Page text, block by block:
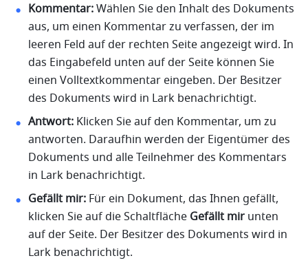
Kommentar: Wählen Sie den Inhalt des Dokuments
aus, um einen Kommentar zu verfassen, der im
leeren Feld auf der rechten Seite angezeigt wird. In
das Eingabefeld unten auf der Seite können Sie
einen Volltextkommentar eingeben. Der Besitzer
des Dokuments wird in Lark benachrichtigt.
Antwort: Klicken Sie auf den Kommentar, um zu
antworten. Daraufhin werden der Eigentümer des
Dokuments und alle Teilnehmer des Kommentars
in Lark benachrichtigt.
Gefällt mir: Für ein Dokument, das Ihnen gefällt,
klicken Sie auf die Schaltfläche Gefällt mir unten
auf der Seite. Der Besitzer des Dokuments wird in
Lark benachrichtigt.